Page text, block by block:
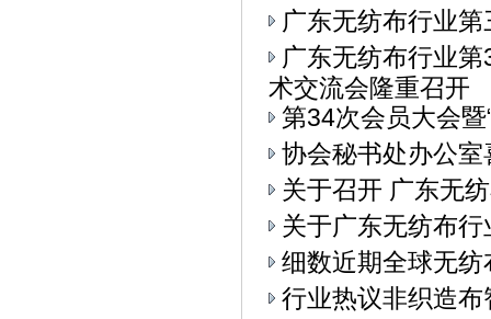
广东无纺布行业
广东无纺布行业
术交流会隆重召开
第34次会员大会
协会秘书处办公室
关于召开 广东无
关于广东无纺布
细数近期全球无
行业热议非织造布